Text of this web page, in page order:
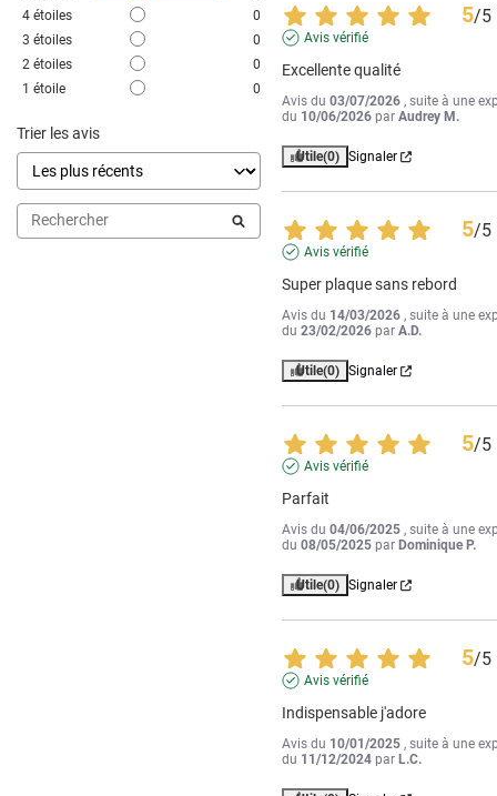
4 étoiles
0
3 étoiles
0
2 étoiles
0
1 étoile 0
Trier les avis
5/5
Avis vérifié
Excellente qualité
Avis du03/07/2026 , suite à une
du 10/06/2026 parAudrey M.
Utile(0) Signaler
5/5
Avis vérifié
Super plaque sans rebord
Avis du 14/03/2026 , suite à une
du23/02/2026 parA.D.
Utile(0) Signaler
5/5
Avis vérifié
Parfait
Avis du04/06/2025 , suite à une
du08/05/2025 par Dominique P.
Utile(0) Signaler
5/5
Avis vérifié
Indispensable j'adore
Avis du 10/01/2025 , suite à une
du 11/12/2024 par L.C.